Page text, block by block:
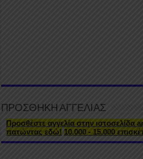
ΠΡΟΣΘΗΚΗ ΑΓΓΕΛΙΑΣ
Προσθέστε αγγελία στην ιστοσελίδα
πατώντας εδώ! 10.000 - 15.000